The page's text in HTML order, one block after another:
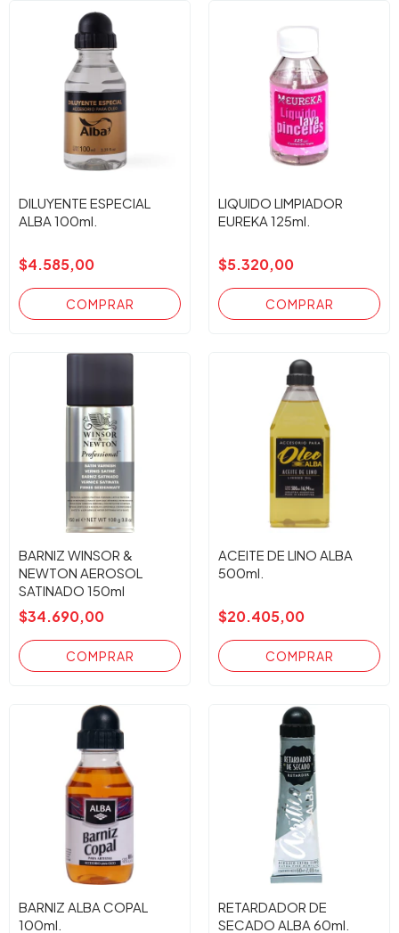
DILUYENTE ESPECIAL
ALBA 100ml.
$4.585,00
LIQUIDO LIMPIADOR
EUREKA 125ml.
$5.320,00
BARNIZ WINSOR &
NEWTON AEROSOL
SATINADO 150ml
$34.690,00
ACEITE DE LINO ALBA
500ml.
$20.405,00
BARNIZ ALBA COPAL
100ml.
RETARDADOR DE
SECADO ALBA 60ml.